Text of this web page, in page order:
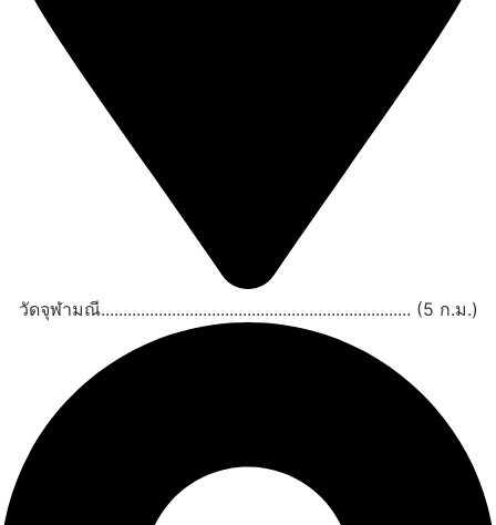
วัดจุฬามณี...................................................................... (5 ก.ม.)